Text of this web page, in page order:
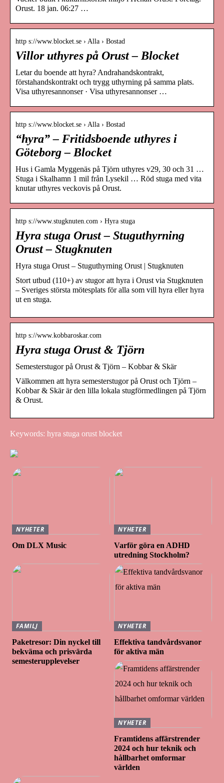
Orust. 18 jan. 06:27 …
http s://www.blocket.se › Alla › Bostad
Villor uthyres på Orust – Blocket
Letar du boende att hyra? Andrahandskontrakt,
förstahandskontrakt och trygg uthyrning på samma plats.
Visa uthyresannonser · Visa uthyresannonser …
http s://www.blocket.se › Alla › Bostad
“hyra” – Fritidsboende uthyres i
Göteborg – Blocket
Hus i Gamla Myggenäs på Tjörn uthyres v29, 30 och 31 …
Stuga i Skalhamn 1 mil från Lysekil … Röd stuga med vita
knutar uthyres veckovis på Orust.
http s://www.stugknuten.com › Hyra stuga
Hyra stuga Orust – Stuguthyrning
Orust – Stugknuten
Hyra stuga Orust – Stuguthyrning Orust | Stugknuten
Stort utbud (110+) av stugor att hyra i Orust via Stugknuten
– Sveriges största mötesplats för alla som vill hyra eller hyra
ut en stuga.
http s://www.kobbaroskar.com
Hyra stuga Orust & Tjörn
Semesterstugor på Orust & Tjörn – Kobbar & Skär
Välkommen att hyra semesterstugor på Orust och Tjörn –
Kobbar & Skär är den lilla lokala stugförmedlingen på Tjörn
& Orust.
Keywords: hyra stuga orust blocket
NYHETER
Om DLX Music
NYHETER
Varför göra en ADHD
utredning Stockholm?
FAMILJ
Paketresor: Din nyckel till
bekväma och prisvärda
semesterupplevelser
NYHETER
Effektiva tandvårdsvanor
för aktiva män
NYHETER
Framtidens affärstrender
2024 och hur teknik och
hållbarhet omformar
världen